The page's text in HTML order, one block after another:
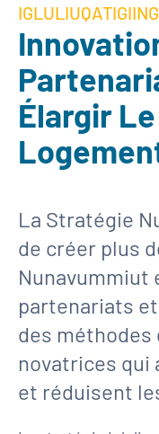
Élargir
La Stratégie
de créer plus
Nunavummiut
partenariats
des
novatrices qui
et réduisent